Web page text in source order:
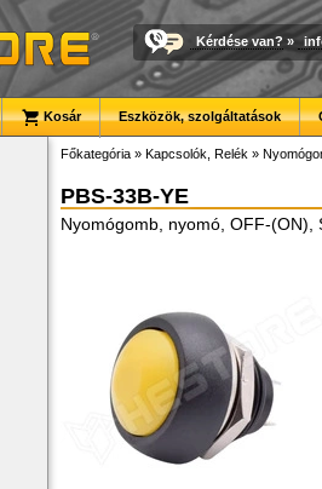
Kérdése van? »
Kosár Eszközök, szolgáltatások
Főkategória » Kapcsolók, Relék »
PBS-33B-YE
Nyomógomb, nyomó, OFF-(ON),